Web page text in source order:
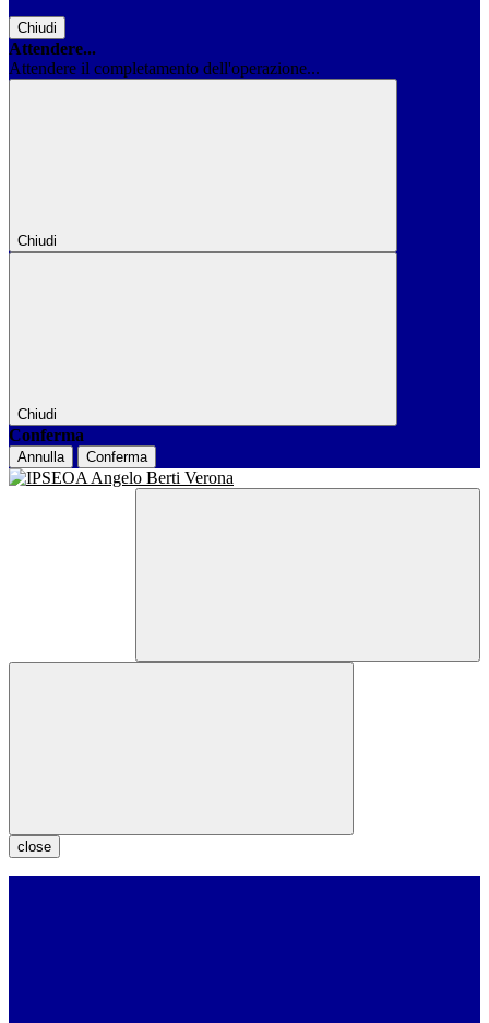
Chiudi
Attendere...
Attendere il completamento dell'operazione...
Chiudi
Chiudi
Conferma
Annulla Conferma
close